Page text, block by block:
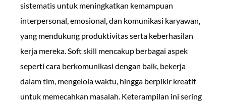
sistematis untuk meningkatkan kemampuan
interpersonal, emosional, dan komunikasi karyawan,
yang mendukung produktivitas serta keberhasilan
kerja mereka. Soft skill mencakup berbagai aspek
seperti cara berkomunikasi dengan baik, bekerja
dalam tim, mengelola waktu, hingga berpikir kreatif
untuk memecahkan masalah. Keterampilan ini sering